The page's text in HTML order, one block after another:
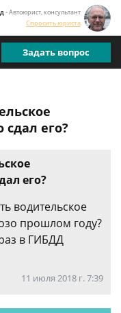
- Автоюрист, консультант
Спросить юриста
Задать вопрос
сдал его?
его?
водительское
прошлом году?
в ГИБДД
11 июля 2018 г. 7:39